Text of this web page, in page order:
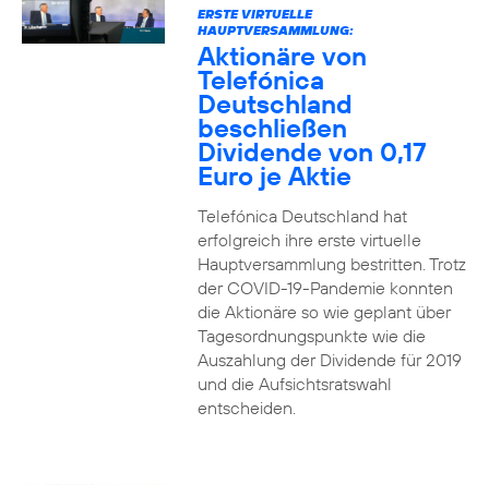
ERSTE VIRTUELLE
HAUPTVERSAMMLUNG:
Aktionäre von
Telefónica
Deutschland
beschließen
Dividende von 0,17
Euro je Aktie
Telefónica Deutschland hat
erfolgreich ihre erste virtuelle
Hauptversammlung bestritten. Trotz
der COVID-19-Pandemie konnten
die Aktionäre so wie geplant über
Tagesordnungspunkte wie die
Auszahlung der Dividende für 2019
und die Aufsichtsratswahl
entscheiden.